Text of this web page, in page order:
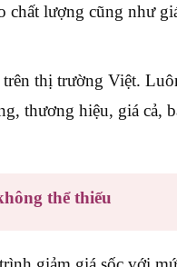
chất lượng cũng như
thị trường Việt.
thương hiệu, giá cả,
thể thiếu